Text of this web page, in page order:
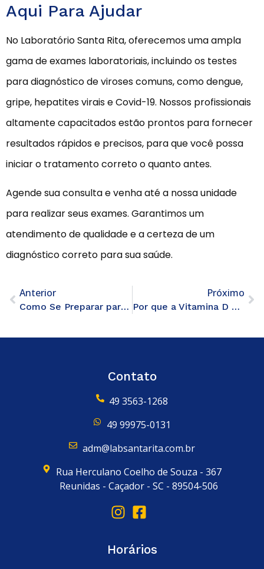
Aqui Para Ajudar
No Laboratório Santa Rita, oferecemos uma ampla
gama de exames laboratoriais, incluindo os testes
para diagnóstico de viroses comuns, como dengue,
gripe, hepatites virais e Covid-19. Nossos profissionais
altamente capacitados estão prontos para fornecer
resultados rápidos e precisos, para que você possa
iniciar o tratamento correto o quanto antes.
Agende sua consulta e venha até a nossa unidade
para realizar seus exames. Garantimos um
atendimento de qualidade e a certeza de um
diagnóstico correto para sua saúde.
Anterior
Como Se Preparar para Exames de Sangue: Dicas Essenciais para Garantir Resultados Precisos
Próximo
Por que a Vitamina D é Essencial para Sua Saúde? Descubra os Benefícios e Como Fazer o Exame
Contato
49 3563-1268
49 99975-0131
adm@labsantarita.com.br
Rua Herculano Coelho de Souza - 367
Reunidas - Caçador - SC - 89504-506
Horários